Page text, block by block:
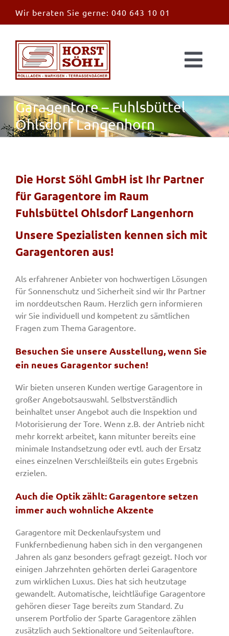
Inhalt
Wir beraten Sie gerne: 040 643 10 01
News
Überdachungen
Fenster & Türen
Tore
Smart Home
Team
Jobs
Kontakt
Garagentore – Fuhlsbüttel
Ohlsdorf Langenhorn
Die Horst Söhl GmbH ist Ihr Partner
für Garagentore im Raum
Fuhlsbüttel Ohlsdorf Langenhorn
Unsere Spezialisten kennen sich mit
Garagentoren aus!
Als erfahrener Anbieter von hochwertigen Lösungen
für Sonnenschutz und Sicherheit sind wir Ihr Partner
im norddeutschen Raum. Herzlich gern informieren
wir Sie individuell und kompetent zu sämtlichen
Fragen zum Thema Garagentore.
Besuchen Sie unsere Ausstellung, wenn Sie
ein neues Garagentor suchen!
Wir bieten unseren Kunden wertige Garagentore in
großer Angebotsauswahl. Selbstverständlich
beinhaltet unser Angebot auch die Inspektion und
Motorisierung der Tore. Wenn z.B. der Antrieb nicht
mehr korrekt arbeitet, kann mitunter bereits eine
minimale Instandsetzung oder evtl. auch der Ersatz
eines einzelnen Verschleißteils ein gutes Ergebnis
erzielen.
Auch die Optik zählt: Garagentore setzen
immer auch wohnliche Akzente
Garagentore mit Deckenlaufsystem und
Funkfernbedienung haben sich in den vergangenen
Jahren als ganz besonders gefragt gezeigt. Noch vor
einigen Jahrzehnten gehörten derlei Garagentore
zum wirklichen Luxus. Dies hat sich heutzutage
gewandelt. Automatische, leichtläufige Garagentore
gehören dieser Tage bereits zum Standard. Zu
unserem Portfolio der Sparte Garagentore zählen
zusätzlich auch Sektionaltore und Seitenlauftore.